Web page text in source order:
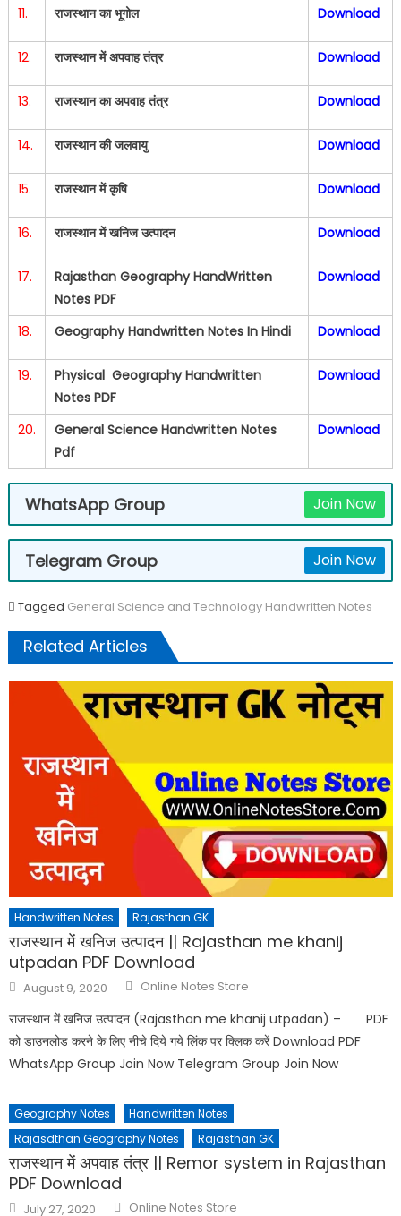
11. राजस्थान का भूगोल Download
12. राजस्थान में अपवाह तंत्र Download
13. राजस्थान का अपवाह तंत्र Download
14. राजस्थान की जलवायु Download
15. राजस्थान में कृषि Download
16. राजस्थान में खनिज उत्पादन Download
17.
Rajasthan Geography HandWritten
Notes PDF
Download
18. Geography Handwritten Notes In Hindi Download
19.
Physical Geography Handwritten
Notes PDF
Download
20.
General Science Handwritten Notes
Pdf
Download
WhatsApp Group Join Now
Telegram Group Join Now
Tagged General Science and Technology Handwritten Notes
Related Articles
Handwritten Notes Rajasthan GK
राजस्थान में खनिज उत्पादन || Rajasthan me khanij
utpadan PDF Download
August 9, 2020 Online Notes Store
राजस्थान में खनिज उत्पादन (Rajasthan me khanij utpadan) – PDF
को डाउनलोड करने के लिए नीचे दिये गये लिंक पर क्लिक करें Download PDF
WhatsApp Group Join Now Telegram Group Join Now
Geography Notes
Handwritten Notes
Rajasdthan Geography Notes
Rajasthan GK
राजस्थान में अपवाह तंत्र || Remor system in Rajasthan
PDF Download
July 27, 2020 Online Notes Store